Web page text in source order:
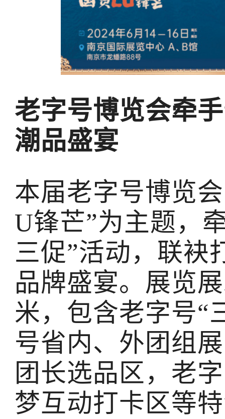
老字号博览会牵
潮品盛宴
本届老字号博览
U锋芒”为主题，
三促”活动，联袂
品牌盛宴。展览
米，包含老字号“
号省内、外团组
团长选品区，老
梦互动打卡区等